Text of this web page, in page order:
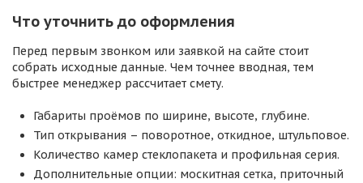
Что уточнить до оформления
Перед первым звонком или заявкой на сайте стоит
собрать исходные данные. Чем точнее вводная, тем
быстрее менеджер рассчитает смету.
Габариты проёмов по ширине, высоте, глубине.
Тип открывания – поворотное, откидное, штульповое.
Количество камер стеклопакета и профильная серия.
Дополнительные опции: москитная сетка, приточный